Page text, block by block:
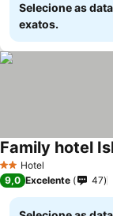
Selecione as
exatos.
2 Estrelas
Hotel
Family hotel
9,0 Excelente 47